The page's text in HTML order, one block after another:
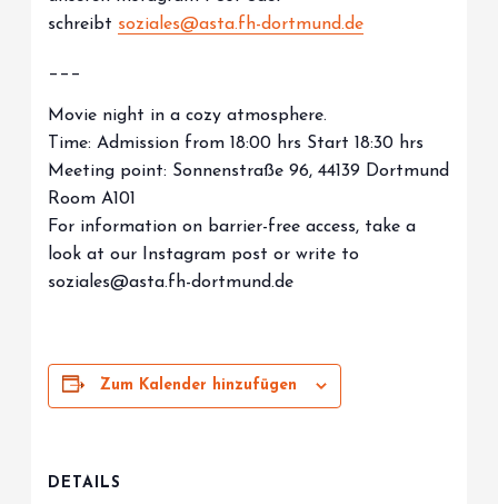
schreibt soziales@asta.fh-dortmund.de
___
Movie night in a cozy atmosphere.
Time: Admission from 18:00 hrs Start 18:30 hrs
Meeting point: Sonnenstraße 96, 44139 Dortmund
Room A101
For information on barrier-free access, take a
look at our Instagram post or write to
soziales@asta.fh-dortmund.de
Zum Kalender hinzufügen
DETAILS